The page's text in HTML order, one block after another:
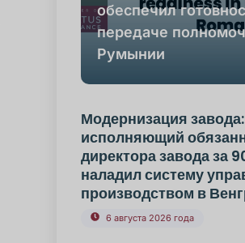
обеспечил
передаче
Румынии
Модернизация завода:
исполняющий
директора завода за
наладил систему
производством в
6 августа 2026 года